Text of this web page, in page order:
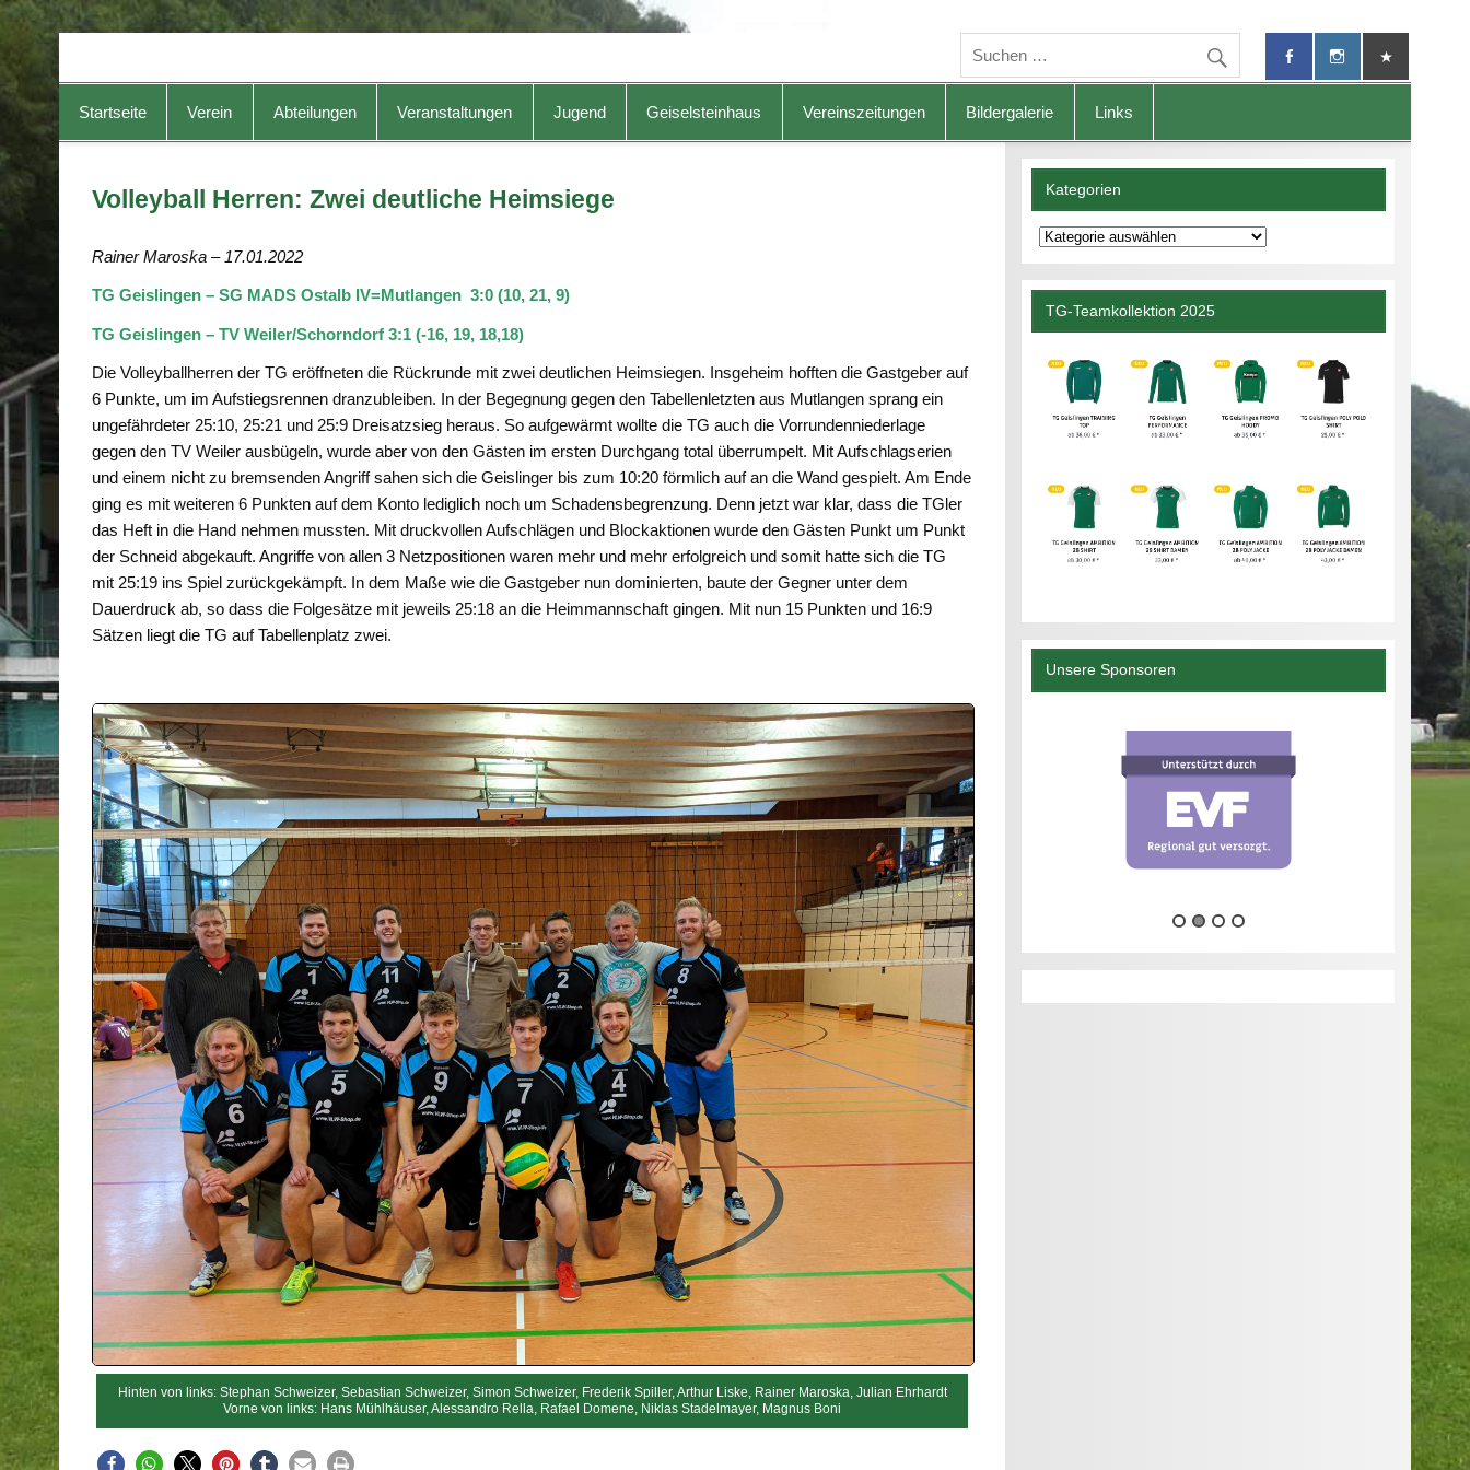
TG-Geislingen e. V.
Startseite Verein Abteilungen Veranstaltungen Jugend Geiselsteinhaus Vereinszeitungen Bildergalerie Links
Volleyball Herren: Zwei deutliche Heimsiege
Rainer Maroska – 17.01.2022
TG Geislingen – SG MADS Ostalb IV=Mutlangen 3:0 (10, 21, 9)
TG Geislingen – TV Weiler/Schorndorf 3:1 (-16, 19, 18,18)
Die Volleyballherren der TG eröffneten die Rückrunde mit zwei deutlichen Heimsiegen. Insgeheim hofften die Gastgeber auf
6 Punkte, um im Aufstiegsrennen dranzubleiben. In der Begegnung gegen den Tabellenletzten aus Mutlangen sprang ein
ungefährdeter 25:10, 25:21 und 25:9 Dreisatzsieg heraus. So aufgewärmt wollte die TG auch die Vorrundenniederlage
gegen den TV Weiler ausbügeln, wurde aber von den Gästen im ersten Durchgang total überrumpelt. Mit Aufschlagserien
und einem nicht zu bremsenden Angriff sahen sich die Geislinger bis zum 10:20 förmlich auf an die Wand gespielt. Am Ende
ging es mit weiteren 6 Punkten auf dem Konto lediglich noch um Schadensbegrenzung. Denn jetzt war klar, dass die TGler
das Heft in die Hand nehmen mussten. Mit druckvollen Aufschlägen und Blockaktionen wurde den Gästen Punkt um Punkt
der Schneid abgekauft. Angriffe von allen 3 Netzpositionen waren mehr und mehr erfolgreich und somit hatte sich die TG
mit 25:19 ins Spiel zurückgekämpft. In dem Maße wie die Gastgeber nun dominierten, baute der Gegner unter dem
Dauerdruck ab, so dass die Folgesätze mit jeweils 25:18 an die Heimmannschaft gingen. Mit nun 15 Punkten und 16:9
Sätzen liegt die TG auf Tabellenplatz zwei.
Hinten von links: Stephan Schweizer, Sebastian Schweizer, Simon Schweizer, Frederik Spiller, Arthur Liske, Rainer Maroska, Julian Ehrhardt
Vorne von links: Hans Mühlhäuser, Alessandro Rella, Rafael Domene, Niklas Stadelmayer, Magnus Boni
Kategorien
Kategorien
TG-Teamkollektion 2025
Unsere Sponsoren